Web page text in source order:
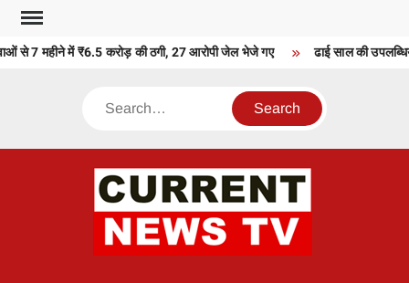
Skip
content
से 7 महीने में ₹6.5 करोड़ की ठगी, 27 आरोपी जेल भेजे गए ढाई साल की
Search